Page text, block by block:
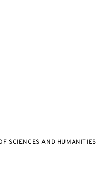
SCIENCES AND HUMANITIES